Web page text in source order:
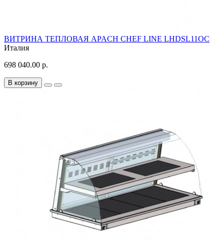
ВИТРИНА ТЕПЛОВАЯ APACH CHEF LINE LHDSL11OC
Италия
698 040.00 р.
В корзину